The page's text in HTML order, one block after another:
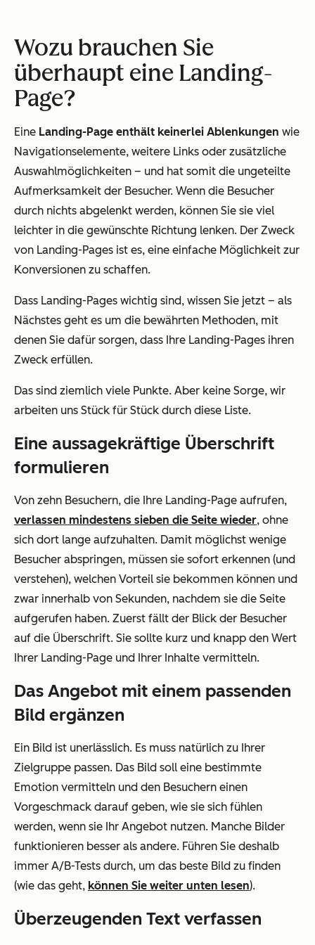
Wozu brauchen Sie
überhaupt eine Landing-
Page?
Eine Landing-Page enthält keinerlei Ablenkungen wie
Navigationselemente, weitere Links oder zusätzliche
Auswahlmöglichkeiten – und hat somit die ungeteilte
Aufmerksamkeit der Besucher. Wenn die Besucher
durch nichts abgelenkt werden, können Sie sie viel
leichter in die gewünschte Richtung lenken. Der Zweck
von Landing-Pages ist es, eine einfache Möglichkeit zur
Konversionen zu schaffen.
Dass Landing-Pages wichtig sind, wissen Sie jetzt – als
Nächstes geht es um die bewährten Methoden, mit
denen Sie dafür sorgen, dass Ihre Landing-Pages ihren
Zweck erfüllen.
Das sind ziemlich viele Punkte. Aber keine Sorge, wir
arbeiten uns Stück für Stück durch diese Liste.
Eine aussagekräftige Überschrift
formulieren
Von zehn Besuchern, die Ihre Landing-Page aufrufen,
verlassen mindestens sieben die Seite wieder, ohne
sich dort lange aufzuhalten. Damit möglichst wenige
Besucher abspringen, müssen sie sofort erkennen (und
verstehen), welchen Vorteil sie bekommen können und
zwar innerhalb von Sekunden, nachdem sie die Seite
aufgerufen haben. Zuerst fällt der Blick der Besucher
auf die Überschrift. Sie sollte kurz und knapp den Wert
Ihrer Landing-Page und Ihrer Inhalte vermitteln.
Das Angebot mit einem passenden
Bild ergänzen
Ein Bild ist unerlässlich. Es muss natürlich zu Ihrer
Zielgruppe passen. Das Bild soll eine bestimmte
Emotion vermitteln und den Besuchern einen
Vorgeschmack darauf geben, wie sie sich fühlen
werden, wenn sie Ihr Angebot nutzen. Manche Bilder
funktionieren besser als andere. Führen Sie deshalb
immer A/B-Tests durch, um das beste Bild zu finden
(wie das geht, können Sie weiter unten lesen).
Überzeugenden Text verfassen